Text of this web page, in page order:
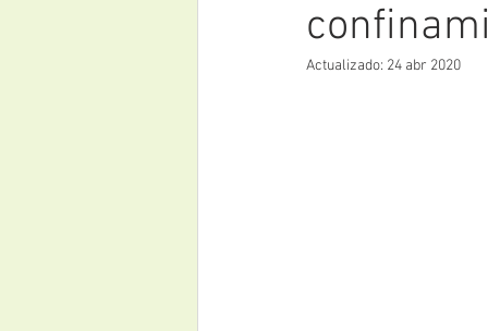
Servicios terapéuticos Covid-19
Actualizado: 24 abr 2020